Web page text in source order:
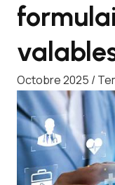
Octobre 2025 /